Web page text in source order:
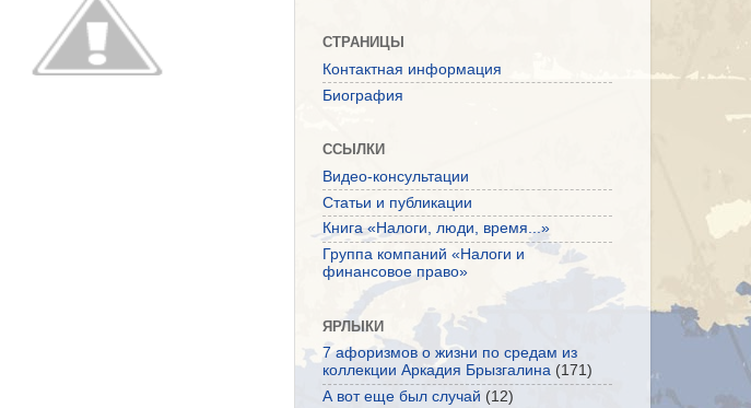
СТРАНИЦЫ
Контактная информация
Биография
ССЫЛКИ
Видео-консультации
Статьи и публикации
Книга «Налоги, люди, время...»
Группа компаний «Налоги и
финансовое право»
ЯРЛЫКИ
7 афоризмов о жизни по средам из
коллекции Аркадия Брызгалина (171)
А вот еще был случай (12)